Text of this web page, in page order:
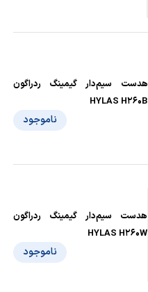
هدست سیم‌دار گیمینگ ردراگون
HYLAS H260B
ناموجود
هدست سیم‌دار گیمینگ ردراگون
HYLAS H260W
ناموجود